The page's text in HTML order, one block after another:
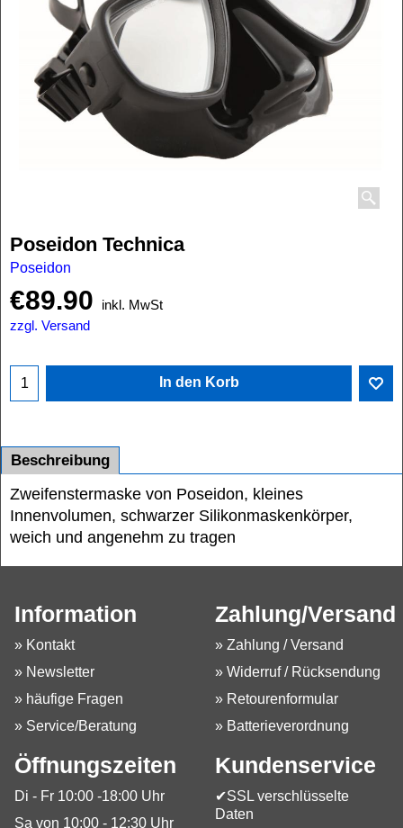
Poseidon Technica
Poseidon
€89.90
inkl. MwSt
zzgl. Versand
In den Korb
Beschreibung
Zweifenstermaske von Poseidon, kleines
Innenvolumen, schwarzer Silikonmaskenkörper,
weich und angenehm zu tragen
Information
» Kontakt
» Newsletter
» häufige Fragen
» Service/Beratung
Zahlung/Versand
» Zahlung / Versand
» Widerruf / Rücksendung
» Retourenformular
» Batterieverordnung
Öffnungszeiten
Di - Fr 10:00 -18:00 Uhr
Sa von 10:00 - 12:30 Uhr
Kundenservice
✔SSL verschlüsselte
Daten